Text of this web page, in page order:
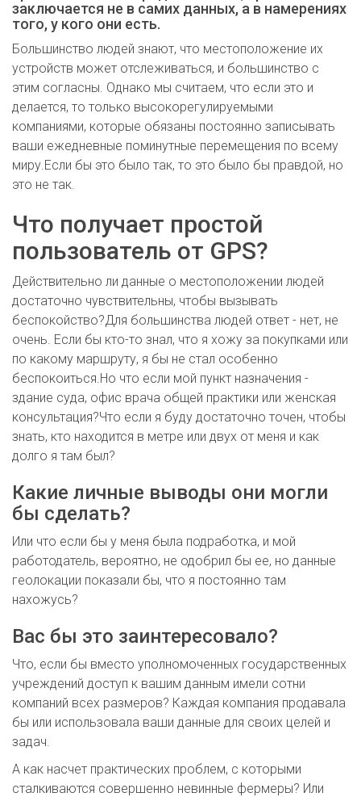
заключается не в самих данных, а в намерениях
того, у кого они есть.
Большинство людей знают, что местоположение их
устройств может отслеживаться, и большинство с
этим согласны. Однако мы считаем, что если это и
делается, то только высокорегулируемыми
компаниями, которые обязаны постоянно записывать
ваши ежедневные поминутные перемещения по всему
миру.Если бы это было так, то это было бы правдой, но
это не так.
Что получает простой
пользователь от GPS?
Действительно ли данные о местоположении людей
достаточно чувствительны, чтобы вызывать
беспокойство?Для большинства людей ответ - нет, не
очень. Если бы кто-то знал, что я хожу за покупками или
по какому маршруту, я бы не стал особенно
беспокоиться.Но что если мой пункт назначения -
здание суда, офис врача общей практики или женская
консультация?Что если я буду достаточно точен, чтобы
знать, кто находится в метре или двух от меня и как
долго я там был?
Какие личные выводы они могли
бы сделать?
Или что если бы у меня была подработка, и мой
работодатель, вероятно, не одобрил бы ее, но данные
геолокации показали бы, что я постоянно там
нахожусь?
Вас бы это заинтересовало?
Что, если бы вместо уполномоченных государственных
учреждений доступ к вашим данным имели сотни
компаний всех размеров? Каждая компания продавала
бы или использовала ваши данные для своих целей и
задач.
А как насчет практических проблем, с которыми
сталкиваются совершенно невинные фермеры? Или